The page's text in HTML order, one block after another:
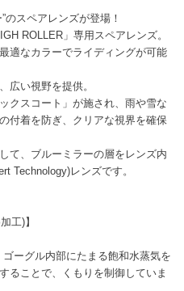
のスペアレンズが登場！
ROLLER」専用スペアレンズ。
適なカラーでライディングが可能
広い視野を提供。
クスコート」が施され、雨や雪な
付着を防ぎ、クリアな視界を確保
て、ブルーミラーの層をレンズ内
Technology)レンズです。
工)】
ーグル内部にたまる飽和水蒸気を
ることで、くもりを制御していま